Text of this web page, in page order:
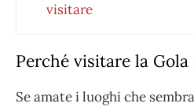
visitare
Perché visitare la Gola
Se amate i luoghi che